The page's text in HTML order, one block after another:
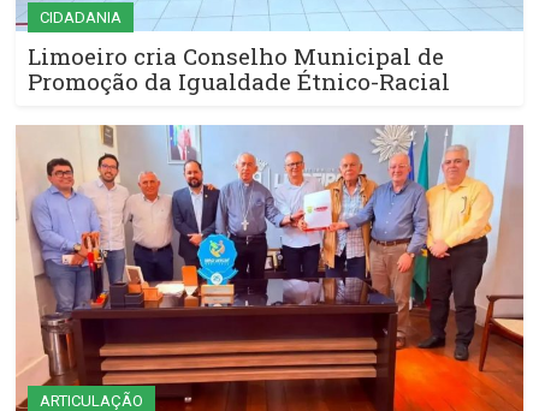
CIDADANIA
Limoeiro cria Conselho Municipal de
Promoção da Igualdade Étnico-Racial
ARTICULAÇÃO